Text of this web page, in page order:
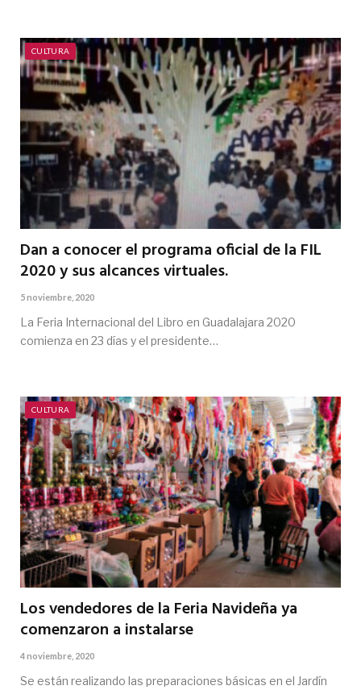
CULTURA
Dan a conocer el programa oficial de la FIL
2020 y sus alcances virtuales.
5 noviembre, 2020
La Feria Internacional del Libro en Guadalajara 2020
comienza en 23 días y el presidente…
CULTURA
Los vendedores de la Feria Navideña ya
comenzaron a instalarse
4 noviembre, 2020
Se están realizando las preparaciones básicas en el Jardín